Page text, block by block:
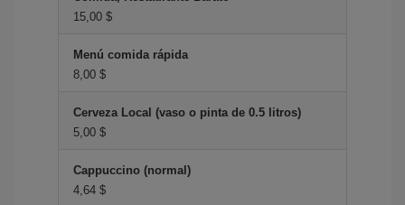
15,00 $
Menú comida rápida
8,00 $
Cerveza Local (vaso o pinta de 0.5 litros)
5,00 $
Cappuccino (normal)
4,64 $